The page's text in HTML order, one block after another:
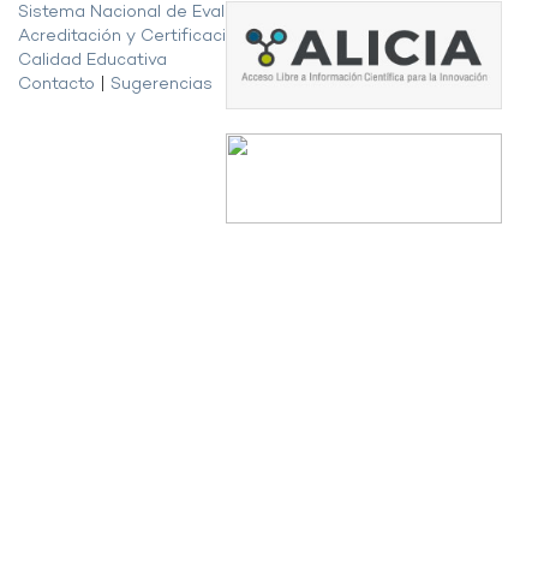
Sistema Nacional de Evaluación,
Acreditación y Certificación de la
Calidad Educativa
Contacto
Sugerencias